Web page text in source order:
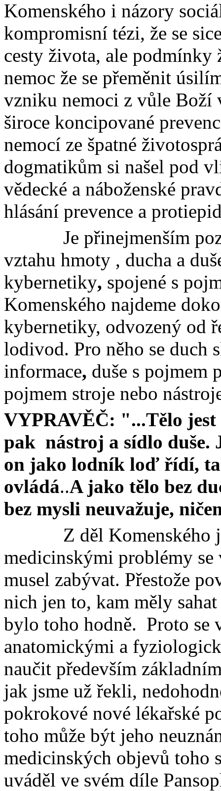
Komenského i názory
kompromisní tézi, že se
cesty života, ale
nemoc že se přeměnit
vzniku nemoci z vůle Boží
široce koncipované
nemocí ze špatné
dogmatikům si našel pod
vědecké a náboženské
hlásání prevence a
Je přinejmenším
vztahu hmoty , ducha a
kybernetiky, spojené s
Komenského najdeme
kybernetiky, odvozený od
lodivod. Pro něho se duch
informace, duše s pojmem
pojmem stroje nebo
VYPRAVĚČ: "...Tělo
pak nástroj a sídlo duše.
on jako lodník loď řídí,
ovládá..A jako tělo bez
bez mysli neuvažuje,
Z děl Komenského
medicinskými problémy se
musel zabývat. Přestože
nich jen to, kam měly
bylo toho hodně. Proto se
anatomickými a
naučit především
jak jsme už řekli,
pokrokové nové lékařské
toho může být jeho
medicinských objevů toho
uváděl ve svém díle